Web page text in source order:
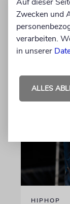
diese
Laudator
HIPHOP
Zwecken und
verarbeiten.
in unserer
ALLES